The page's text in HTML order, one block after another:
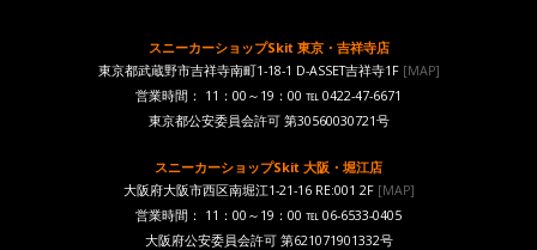
スニーカーショップSkit 東京・吉祥寺店
東京都武蔵野市吉祥寺南町1-18-1 D-ASSET吉祥寺1F [MAP]
営業時間： 11：00～19：00 ℡ 0422-47-6671
東京都公安委員会許可 第30560030721号
スニーカーショップSkit 大阪・堀江店
大阪府大阪市西区南堀江1-21-16 RE:001 2F[MAP]
営業時間： 11：00～19：00 ℡ 06-6533-0405
大阪府公安委員会許可 第621071901332号